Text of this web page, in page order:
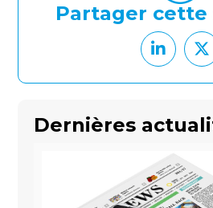
Partager
Dernières